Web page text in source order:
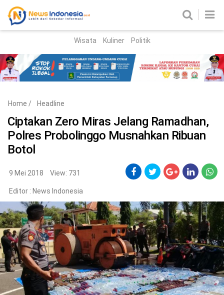
Parlemen
News Madura
Nasional
Korupsi
Politik
Gaya Hidup
Kesehatan Kuliner
Wisata Kuliner Politik
Home / Headline
Ciptakan Zero Miras Jelang Ramadhan,
Polres Probolinggo Musnahkan Ribuan
Botol
9 Mei 2018 View: 731
Editor : News Indonesia